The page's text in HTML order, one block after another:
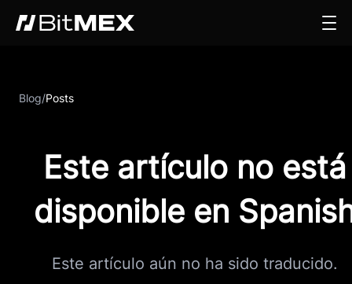
Blog/Posts
Este artículo no está
disponible en
Este artículo aún no ha sido traducido.